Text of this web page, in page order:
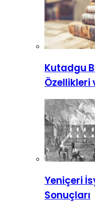
Kutadgu
Özellikleri
Yeniçeri
Sonuçları